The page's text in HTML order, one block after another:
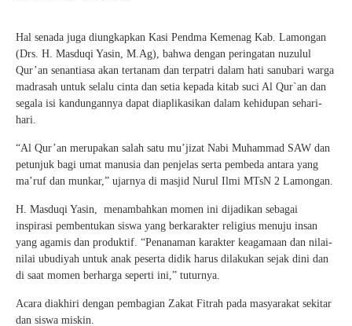
Hal senada juga diungkapkan Kasi Pendma Kemenag Kab. Lamongan
(Drs. H. Masduqi Yasin, M.Ag), bahwa dengan peringatan nuzulul
Qur’an senantiasa akan tertanam dan terpatri dalam hati sanubari warga
madrasah untuk selalu cinta dan setia kepada kitab suci Al Qur`an dan
segala isi kandungannya dapat diaplikasikan dalam kehidupan sehari-
hari.
“Al Qur’an merupakan salah satu mu’jizat Nabi Muhammad SAW dan
petunjuk bagi umat manusia dan penjelas serta pembeda antara yang
ma’ruf dan munkar,” ujarnya di masjid Nurul Ilmi MTsN 2 Lamongan.
H. Masduqi Yasin, menambahkan momen ini dijadikan sebagai
inspirasi pembentukan siswa yang berkarakter religius menuju insan
yang agamis dan produktif. “Penanaman karakter keagamaan dan nilai-
nilai ubudiyah untuk anak peserta didik harus dilakukan sejak dini dan
di saat momen berharga seperti ini,” tuturnya.
Acara diakhiri dengan pembagian Zakat Fitrah pada masyarakat sekitar
dan siswa miskin.